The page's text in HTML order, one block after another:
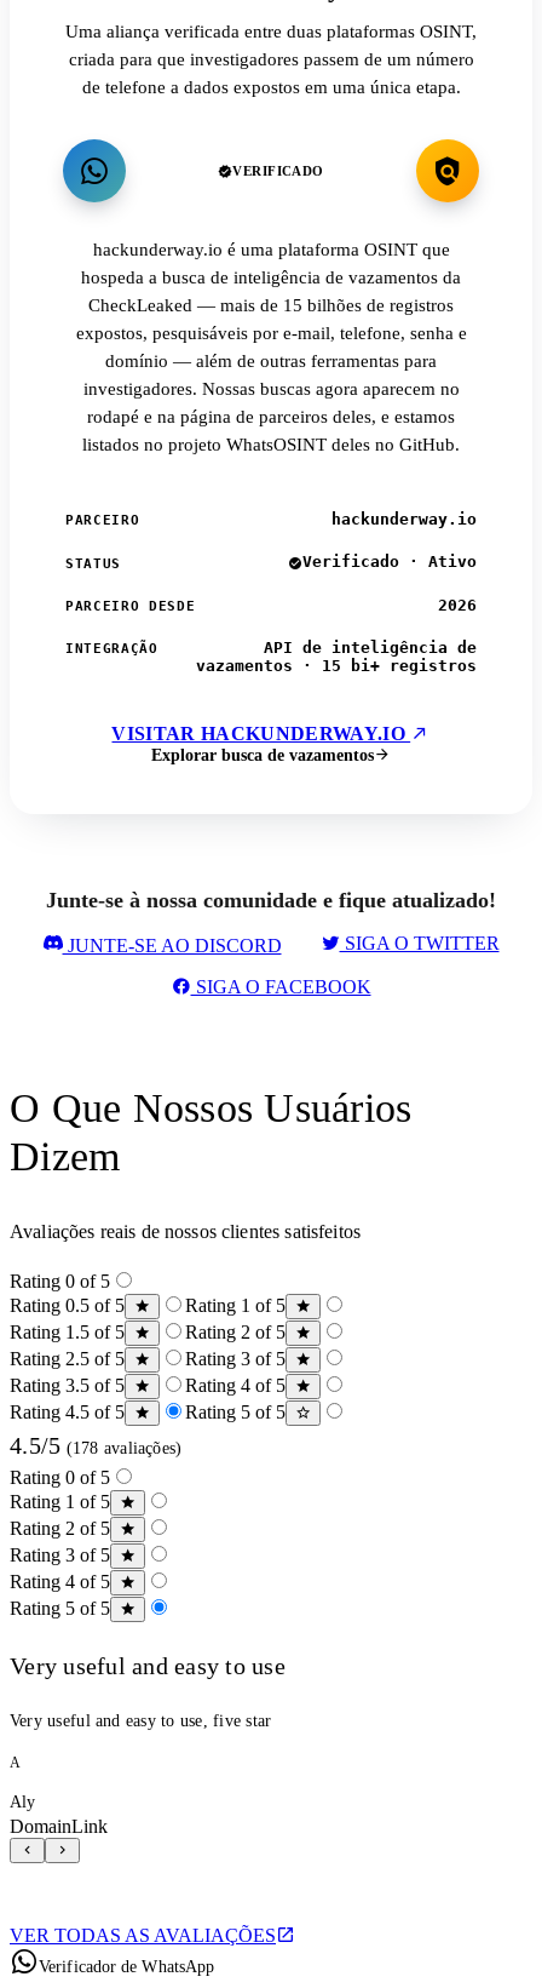
Uma aliança verificada entre duas plataformas OSINT,
criada para que investigadores passem de um número
de telefone a dados expostos em uma única etapa.
VERIFICADO
hackunderway.io é uma plataforma OSINT que
hospeda a busca de inteligência de vazamentos da
CheckLeaked — mais de 15 bilhões de registros
expostos, pesquisáveis por e-mail, telefone, senha e
domínio — além de outras ferramentas para
investigadores. Nossas buscas agora aparecem no
rodapé e na página de parceiros deles, e estamos
listados no projeto WhatsOSINT deles no GitHub.
PARCEIRO hackunderway.io
STATUS Verificado · Ativo
PARCEIRO DESDE 2026
INTEGRAÇÃO
API de inteligência de
vazamentos · 15 bi+ registros
VISITAR HACKUNDERWAY.IO
Explorar busca de vazamentos
Junte-se à nossa comunidade e fique atualizado!
JUNTE-SE AO DISCORD SIGA O TWITTER
SIGA O FACEBOOK
O Que Nossos Usuários
Dizem
Avaliações reais de nossos clientes satisfeitos
Rating 0 of 5
Rating 0.5 of 5
Rating 1 of 5
Rating 1.5 of 5
Rating 2 of 5
Rating 2.5 of 5
Rating 3 of 5
Rating 3.5 of 5
Rating 4 of 5
Rating 4.5 of 5
Rating 5 of 5
4.5/5 (178 avaliações)
Rating 0 of 5
Rating 1 of 5
Rating 2 of 5
Rating 3 of 5
Rating 4 of 5
Rating 5 of 5
Very useful and easy to use
Very useful and easy to use, five star
A
Aly
DomainLink
VER TODAS AS AVALIAÇÕES
Verificador de WhatsApp